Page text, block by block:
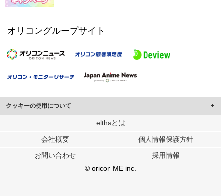
オリコングループサイト
クッキーの使用について
このサイトでは Cookie を使用して、ユーザーに合わせたコンテンツや広告の
行っています。
メディアや広告配信、データ解析の各パートナーに提供しています。
各パートナーは、この情報とユーザーが各パートナーに提供した他の情報や、
ユーザーが各パートナーのサービスを使用したときに収集した他の情報を組み
elthaとは
会社概要 個人情報保護方針
お問い合わせ
採用情報
© oricon ME inc.